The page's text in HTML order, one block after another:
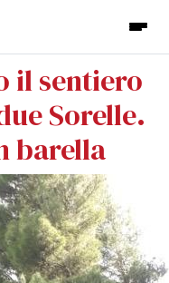
il sentiero
Sorelle.
barella